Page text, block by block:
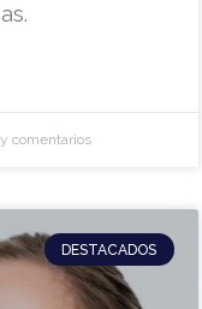
comentarios
DESTACADOS